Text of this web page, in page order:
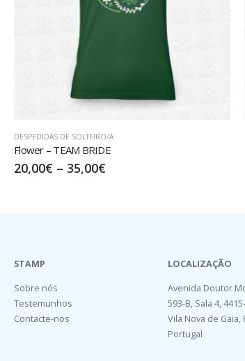
DESPEDIDAS DE SOLTEIRO/A
Flower – TEAM BRIDE
20,00€ – 35,00€
STAMP
Sobre nós
Testemunhos
Contacte-nos
LOCALIZAÇÃO
Avenida Doutor
593-B, Sala 4,
Vila Nova de Gaia,
Portugal